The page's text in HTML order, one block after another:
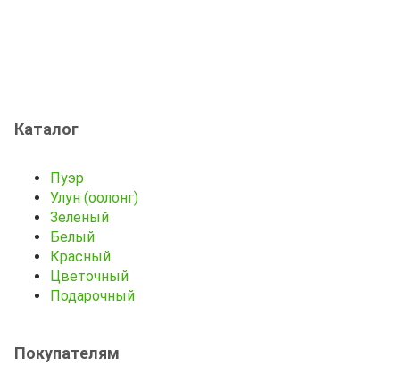
Каталог
Пуэр
Улун (оолонг)
Зеленый
Белый
Красный
Цветочный
Подарочный
Покупателям